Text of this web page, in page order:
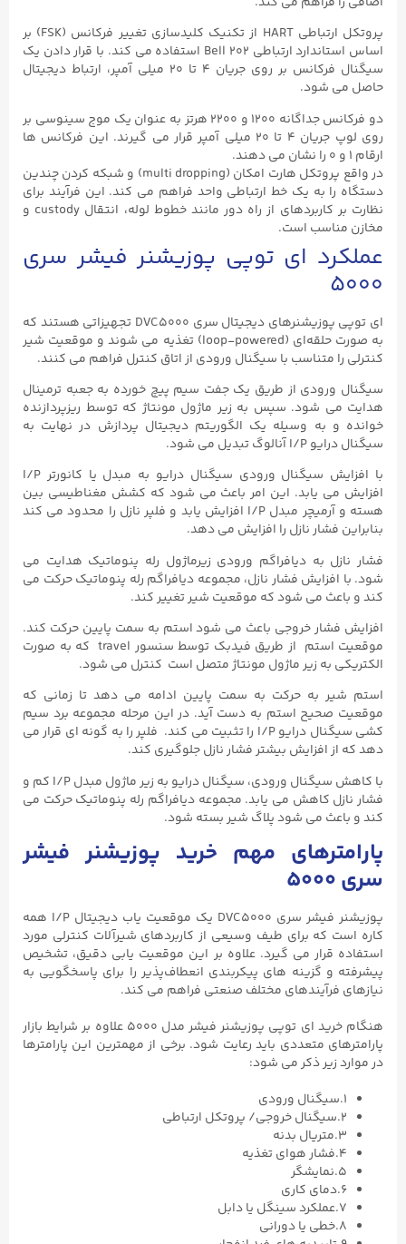
پروتکل ارتباطی HART از تکنیک کلیدسازی تغییر فرکانس (FSK) بر
اساس استاندارد ارتباطی Bell ۲۰۲ استفاده می کند. با قرار دادن یک
سیگنال فرکانس بر روی جریان ۴ تا ۲۰ میلی آمپر، ارتباط دیجیتال
حاصل می شود.
دو فرکانس جداگانه ۱۲۰۰ و ۲۲۰۰ هرتز به عنوان یک موج سینوسی بر
روی لوپ جریان ۴ تا ۲۰ میلی آمپر قرار می گیرند. این فرکانس ها
ارقام ۱ و ۰ را نشان می دهند.
در واقع پروتکل هارت امکان (multi dropping) و شبکه کردن چندین
دستگاه را به یک خط ارتباطی واحد فراهم می کند. این فرآیند برای
نظارت بر کاربردهای از راه دور مانند خطوط لوله، انتقال custody و
مخازن مناسب است.
عملکرد ای توپی پوزیشنر فیشر سری
۵۰۰۰
ای توپی پوزیشنرهای دیجیتال سری DVC5000 تجهیزاتی هستند که
به صورت حلقه‌ای (loop-powered) تغذیه می‌ شوند و موقعیت شیر
کنترلی را متناسب با سیگنال ورودی از اتاق کنترل فراهم می‌ کنند.
سیگنال ورودی از طریق یک جفت سیم پیچ خورده به جعبه ترمینال
هدایت می شود. سپس به زیر ماژول مونتاژ که توسط ریزپردازنده
خوانده و به وسیله یک الگوریتم دیجیتال پردازش در نهایت به
سیگنال درایو I/P آنالوگ تبدیل می‌ شود.
با افزایش سیگنال ورودی سیگنال درایو به مبدل یا کانورتر I/P
افزایش می یابد. این امر باعث می شود که کشش مغناطیسی بین
هسته و آرمیچر مبدل I/P افزایش یابد و فلپر نازل را محدود می کند
بنابراین فشار نازل را افزایش می دهد.
فشار نازل به دیافراگم ورودی زیرماژول رله پنوماتیک هدایت می
شود. با افزایش فشار نازل، مجموعه دیافراگم رله پنوماتیک حرکت می
کند و باعث می شود که موقعیت شیر تغییر کند.
افزایش فشار خروجی باعث می شود استم به سمت پایین حرکت کند.
موقعیت استم از طریق فیدبک توسط سنسور travel که به صورت
الکتریکی به زیر ماژول مونتاژ متصل است کنترل می‌ شود.
استم شیر به حرکت به سمت پایین ادامه می دهد تا زمانی که
موقعیت صحیح استم به دست آید. در این مرحله مجموعه برد سیم
کشی سیگنال درایو I/P را تثبیت می کند. فلپر را به گونه ای قرار می
دهد که از افزایش بیشتر فشار نازل جلوگیری کند.
با کاهش سیگنال ورودی، سیگنال درایو به زیر ماژول مبدل I/P کم و
فشار نازل کاهش می یابد. مجموعه دیافراگم رله پنوماتیک حرکت می
کند و باعث می شود پلاگ شیر بسته شود.
پارامترهای مهم خرید پوزیشنر فیشر
سری ۵۰۰۰
پوزیشنر فیشر سری DVC5000 یک موقعیت یاب دیجیتال I/P همه
کاره است که برای طیف وسیعی از کاربردهای شیرآلات کنترلی مورد
استفاده قرار می گیرد. علاوه بر این موقعیت‌ یابی دقیق، تشخیص
پیشرفته و گزینه‌ های پیکربندی انعطاف‌پذیر را برای پاسخگویی به
نیازهای فرآیندهای مختلف صنعتی فراهم می‌ کند.
هنگام خرید ای توپی پوزیشنر فیشر مدل ۵۰۰۰ علاوه بر شرایط بازار
پارامترهای متعددی باید رعایت شود. برخی از مهمترین این پارامترها
در موارد زیر ذکر می شود:
۱.سیگنال ورودی
۲.سیگنال خروجی/ پروتکل ارتباطی
۳.متریال بدنه
۴.فشار هوای تغذیه
۵.نمایشگر
۶.دمای کاری
۷.عملکرد سینگل یا دابل
۸.خطی یا دورانی